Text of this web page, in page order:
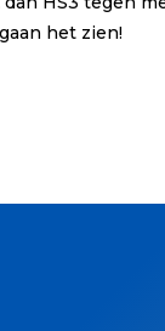
het zien!